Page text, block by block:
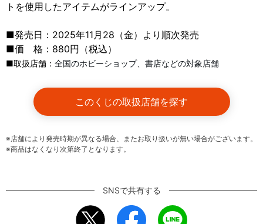
トを使用したアイテムがラインアップ。
■発売日：2025年11月28（金）より順次発売
■価 格：880円（税込）
■取扱店舗： 全国のホビーショップ、書店などの対象店舗
このくじの取扱店舗を探す
※店舗により発売時期が異なる場合、またお取り扱いが無い場合がございます。
※商品はなくなり次第終了となります。
SNSで共有する